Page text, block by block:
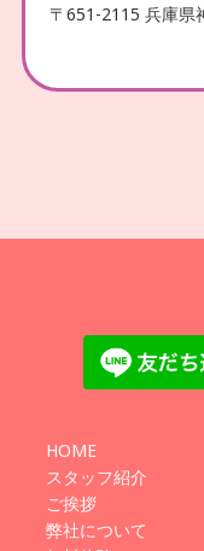
〒651-2115 兵庫県
HOME
スタッフ紹介
ご挨拶
弊社について